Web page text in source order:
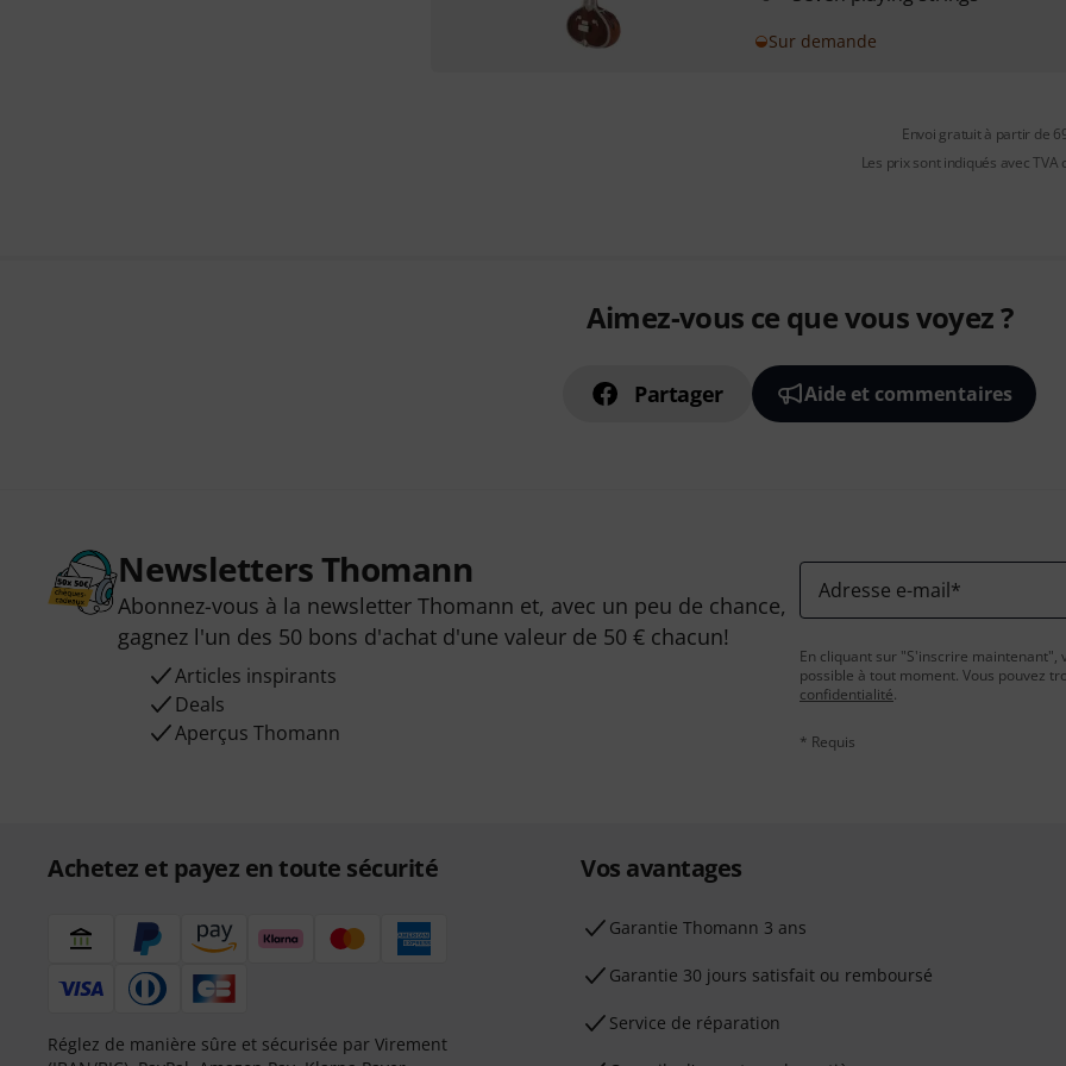
Sur demande
Envoi gratuit à partir de
Les prix sont indiqués avec TVA
Aimez-vous ce que vous voyez ?
Partager Aide et commentaires
Newsletters Thomann
Abonnez-vous à la newsletter Thomann et, avec un peu de chance,
gagnez l'un des 50 bons d'achat d'une valeur de 50 € chacun!
Articles inspirants
Deals
Aperçus Thomann
Adresse e-mail*
En cliquant sur "S'inscrire maintenant",
possible à tout moment. Vous pouvez
confidentialité.
* Requis
Achetez et payez en toute sécurité
Réglez de manière sûre et sécurisée par Virement
Vos avantages
Ga­ran­tie Thomann 3 ans
Garantie 30 jours satisfait ou remboursé
Service de réparation